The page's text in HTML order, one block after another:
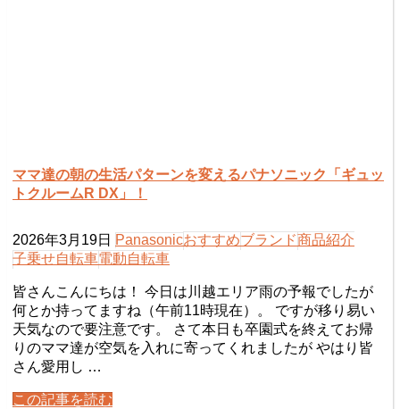
ママ達の朝の生活パターンを変えるパナソニック「ギュッ
トクルームR DX」！
2026年3月19日 Panasonicおすすめブランド商品紹介
子乗せ自転車電動自転車
皆さんこんにちは！ 今日は川越エリア雨の予報でしたが
何とか持ってますね（午前11時現在）。 ですが移り易い
天気なので要注意です。 さて本日も卒園式を終えてお帰
りのママ達が空気を入れに寄ってくれましたが やはり皆
さん愛用し …
この記事を読む